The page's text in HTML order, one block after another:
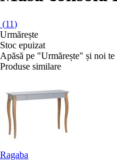
(11)
Urmărește
Stoc epuizat
Apăsă pe "Urmărește" și noi
Produse similare
Ragaba